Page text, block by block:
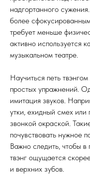
надгортанного
более
требует меньше
активно используется
музыкальном театре.
Научиться петь
простых упражнений.
имитация звуков.
утки, ехидный смех
звонкой окраской.
почувствовать нужное
Важно следить, чтобы в
твэнг ощущается
и верхних зубов.